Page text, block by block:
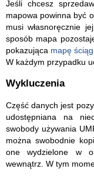
Jeśli chcesz
mapowa powinna być
musi własnoręcznie
sposób mapa
pokazująca mapę
W każdym przypadku
Wykluczenia
Część danych jest
udostępniana na
swobody używania
można swobodnie
one wydzielone w
wewnątrz. W tym